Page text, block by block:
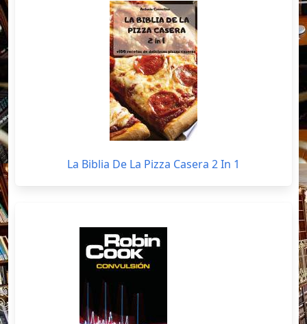
La Biblia De La Pizza Casera 2 In 1